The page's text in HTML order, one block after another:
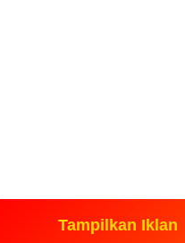
Tampilkan Iklan